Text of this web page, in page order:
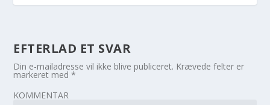
EFTERLAD ET SVAR
Din e-mailadresse vil ikke blive publiceret. Krævede felter er
markeret med*
KOMMENTAR